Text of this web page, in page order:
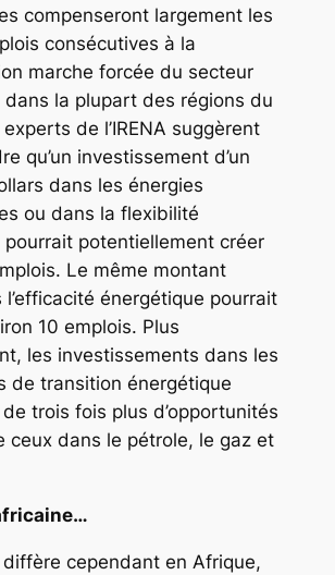
compenseront largement les
consécutives à la
marche forcée du secteur
la plupart des régions du
de l’IRENA suggèrent
qu’un investissement d’un
dans les énergies
ou dans la flexibilité
potentiellement créer
Le même montant
énergétique pourrait
10 emplois. Plus
les investissements dans les
de transition énergétique
trois fois plus d’opportunités
ceux dans le pétrole, le gaz et
cependant en Afrique,